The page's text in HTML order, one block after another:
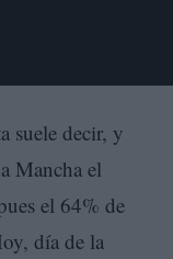
suele decir, y
Mancha el
el 64% de
día de la